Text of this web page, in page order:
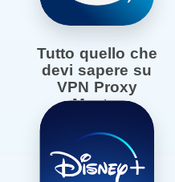
Tutto quello che
devi sapere su
VPN Proxy
Master